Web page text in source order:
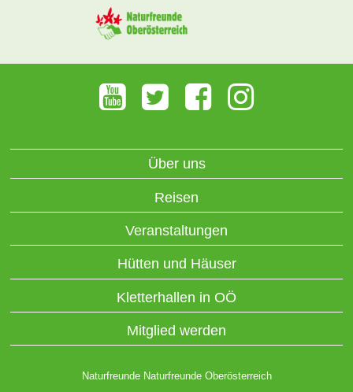
Über uns
Reisen
Veranstaltungen
Hütten und Häuser
Kletterhallen in OÖ
Mitglied werden
Naturfreunde Naturfreunde Oberösterreich